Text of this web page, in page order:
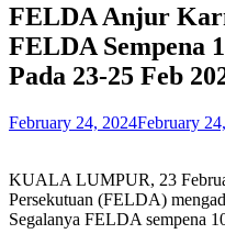
FELDA Anjur
FELDA Sempena
Pada 23-25 Feb
February 24, 2024February
KUALA LUMPUR, 23
Persekutuan (FELDA)
Segalanya FELDA sempena